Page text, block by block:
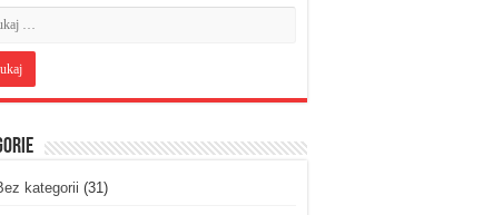
kategorii (31)